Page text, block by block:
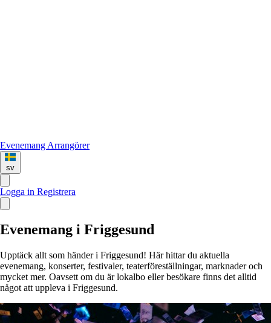
Evenemang Arrangörer
sv
Logga in Registrera
Evenemang i Friggesund
Upptäck allt som händer i Friggesund! Här hittar du aktuella
evenemang, konserter, festivaler, teaterföreställningar, marknader och
mycket mer. Oavsett om du är lokalbo eller besökare finns det alltid
något att uppleva i Friggesund.